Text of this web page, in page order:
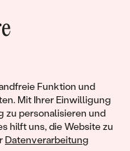
Funktion und
Mit Ihrer Einwilligung
zu personalisieren und
hilft uns, die Website zu
Datenverarbeitung
wir
und